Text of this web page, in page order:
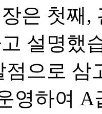
은 첫째,
설명했
점으로 삼
영하여